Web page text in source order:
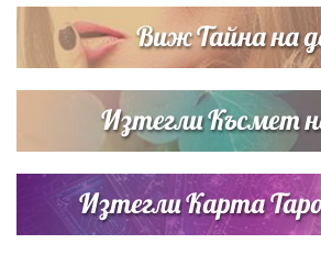
Виж Тайна на
Изтегли Късмет
Изтегли Карта